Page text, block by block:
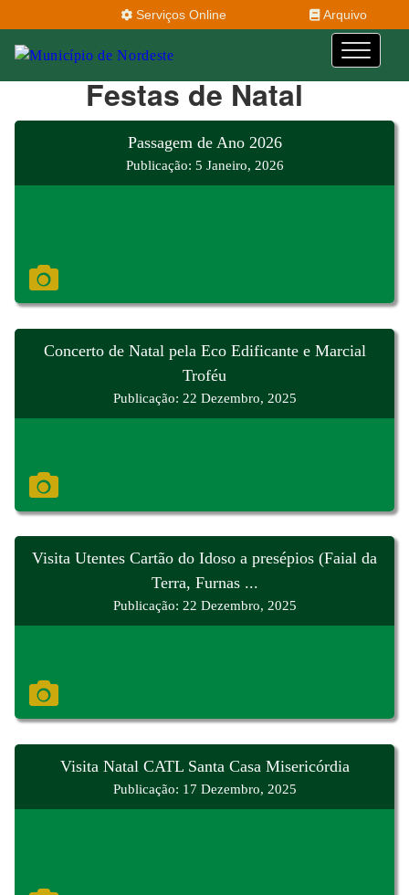
Serviços Online Arquivo
Festas de Natal
Passagem de Ano 2026
Publicação: 5 Janeiro, 2026
Concerto de Natal pela Eco Edificante e Marcial
Troféu
Publicação: 22 Dezembro, 2025
Visita Utentes Cartão do Idoso a presépios (Faial da
Terra, Furnas ...
Publicação: 22 Dezembro, 2025
Visita Natal CATL Santa Casa Misericórdia
Publicação: 17 Dezembro, 2025